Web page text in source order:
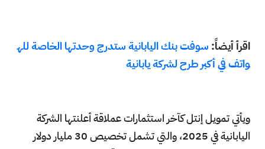
اقرأ أيضاً: سوفت بنك اليابانية ستدرج وحدتها الخاصة لله
واتف في أكبر طرح لشركة يابانية
ويأتي تمويل إنتل كآخر استثمارات عملاقة أعلنتها الشركة
اليابانية في 2025، والتي تشمل تخصيص 30 مليار دولار